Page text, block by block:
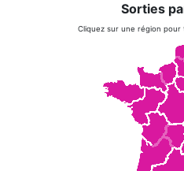
Sorties
Cliquez sur une région